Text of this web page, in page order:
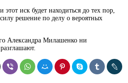
иск будет находиться до тех пор,
решение по делу о вероятных
Александра Милашенко ни